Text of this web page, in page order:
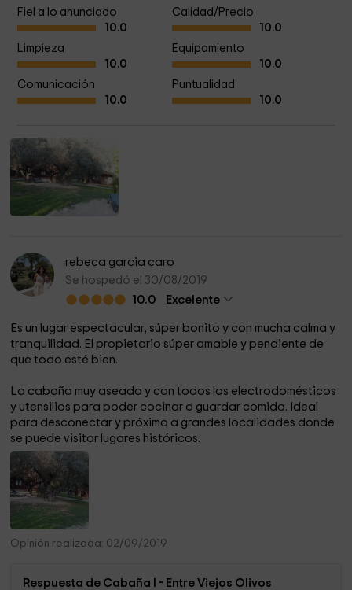
Podemos destacar en primer lugar, nuestra proximidad con
la costa a tan solo 25 km. de las playas de Gandía y Oliva.
También, otros lugares de interés turistico por nuestra
buena situación en el inicio de la Vall de Albaida.
hotel pero además, el huésped tiene su propia libertad y
confortabilidad en su alojamiento, con la privacidad de un
área cerrada y privada donde dispone de su propia llave
de acceso para entrar y salir del complejo cuendo le
apetece.
Fiel a lo anunciado
10.0
Calidad/Precio
10.0
Limpieza
10.0
Equipamiento
10.0
Comunicación
10.0
Puntualidad
10.0
rebeca garcia caro
Se hospedó el 30/08/2019
10.0
Excelente
Es un lugar espectacular, súper bonito y con mucha calma y
tranquilidad. El propietario súper amable y pendiente de
que todo esté bien.
La cabaña muy aseada y con todos los electrodomésticos
y utensilios para poder cocinar o guardar comida. Ideal
para desconectar y próximo a grandes localidades donde
se puede visitar lugares históricos.
Opinión realizada: 02/09/2019
Respuesta de Cabaña I - Entre Viejos Olivos